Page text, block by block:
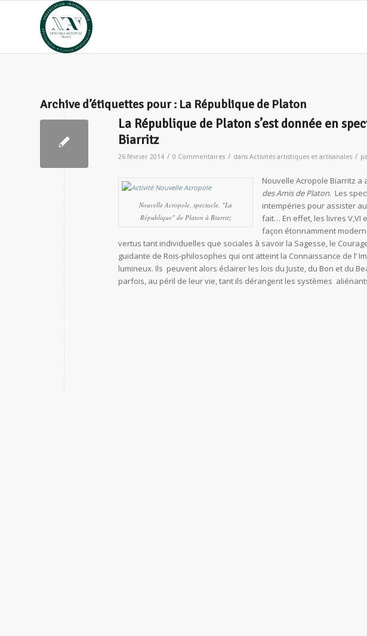
Archive d’étiquettes pour : La République de Platon
La République de Platon s’est donnée en
Biarritz
26 février 2014 / 0 Commentaires / dans Activités artistiques et artisanales /
Nouvelle Acropole, spectacle, "La
République" de Platon à Biarritz
Nouvelle Acropole Biarritz a
des Amis de Platon. Les
intempéries pour assister
fait… En effet, les livres V,VI
façon étonnamment
vertus tant individuelles que sociales à savoir la Sagesse, le
guidante de Rois-philosophes qui ont atteint la Connaissance de l’
lumineux. Ils peuvent alors éclairer les lois du Juste, du Bon et du
parfois, au péril de leur vie, tant ils dérangent les systèmes